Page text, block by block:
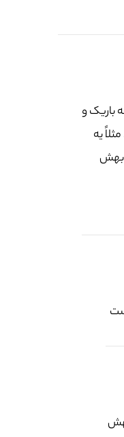
باریک و
یه
بهش